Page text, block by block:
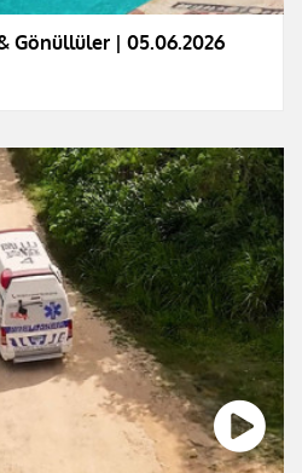
Gönüllüler | 05.06.2026